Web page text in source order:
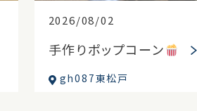
2026/08/02
手作りポップコーン
gh087東松戸